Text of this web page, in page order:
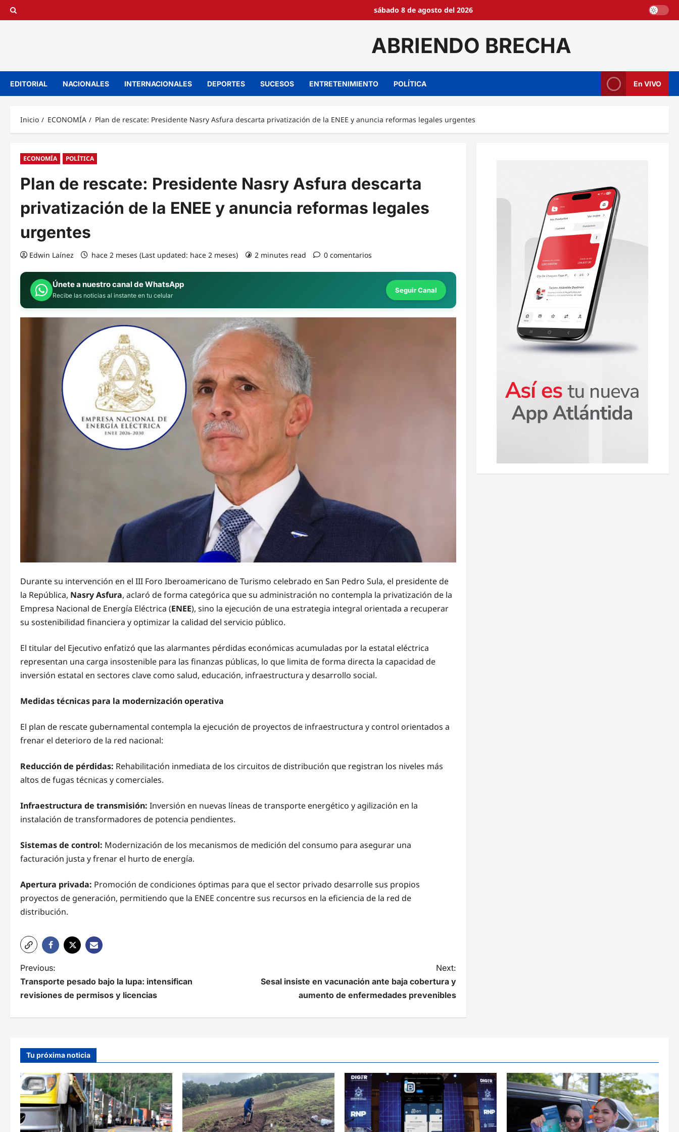
Saltar
sábado 8 de agosto del 2026
ABRIENDO BRECHA
EDITORIAL NACIONALES INTERNACIONALES DEPORTES SUCESOS ENTRETENIMIENTO POLÍTICA En VIVO
Inicio ECONOMÍA Plan de rescate: Presidente Nasry Asfura descarta privatización de la ENEE y anuncia reformas legales urgentes
ECONOMÍA POLÍTICA
Plan de rescate: Presidente Nasry Asfura descarta
privatización de la ENEE y anuncia reformas legales
urgentes
Edwin Laínez hace 2 meses (Last updated: hace 2 meses) 2 minutes read 0 comentarios
Únete a nuestro canal de WhatsApp
Recibe las noticias al instante en tu celular
Seguir Canal
Durante su intervención en el III Foro Iberoamericano de Turismo celebrado en San Pedro Sula, el presidente de
la República, Nasry Asfura, aclaró de forma categórica que su administración no contempla la privatización de la
Empresa Nacional de Energía Eléctrica (ENEE), sino la ejecución de una estrategia integral orientada a recuperar
su sostenibilidad financiera y optimizar la calidad del servicio público.
El titular del Ejecutivo enfatizó que las alarmantes pérdidas económicas acumuladas por la estatal eléctrica
representan una carga insostenible para las finanzas públicas, lo que limita de forma directa la capacidad de
inversión estatal en sectores clave como salud, educación, infraestructura y desarrollo social.
Medidas técnicas para la modernización operativa
El plan de rescate gubernamental contempla la ejecución de proyectos de infraestructura y control orientados a
frenar el deterioro de la red nacional:
Reducción de pérdidas: Rehabilitación inmediata de los circuitos de distribución que registran los niveles más
altos de fugas técnicas y comerciales.
Infraestructura de transmisión: Inversión en nuevas líneas de transporte energético y agilización en la
instalación de transformadores de potencia pendientes.
Sistemas de control: Modernización de los mecanismos de medición del consumo para asegurar una
facturación justa y frenar el hurto de energía.
Apertura privada: Promoción de condiciones óptimas para que el sector privado desarrolle sus propios
proyectos de generación, permitiendo que la ENEE concentre sus recursos en la eficiencia de la red de
distribución.
N
a
a
c
i
ó
Previous:
Transporte pesado bajo la lupa: intensifican
revisiones de permisos y licencias
Next:
Sesal insiste en vacunación ante baja cobertura y
aumento de enfermedades prevenibles
Tu próxima noticia